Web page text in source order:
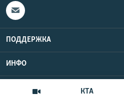
КТА
ПОДДЕРЖКА
ИНФО
Copyright
UTC+3